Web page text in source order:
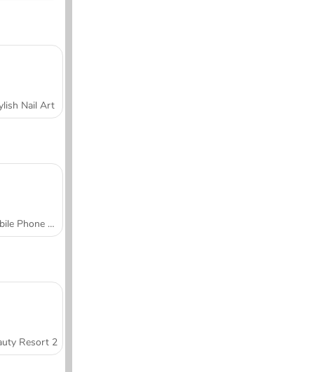
Nail Art
Mobile Phone Case Design & DIY
Resort 2